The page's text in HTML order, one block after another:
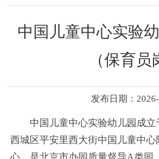
中国儿童中心实验
（保育员
发布日期：
中国儿童中心实验幼儿园成立
西城区平安里西大街中国儿童中
心，是北京市办园质量督导A类园